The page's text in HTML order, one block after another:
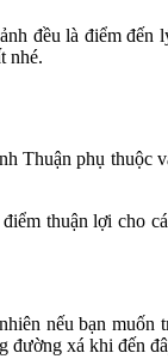
đều là điểm
nhé.
phụ thuộc
thuận lợi cho
nếu bạn
đường xá khi đến